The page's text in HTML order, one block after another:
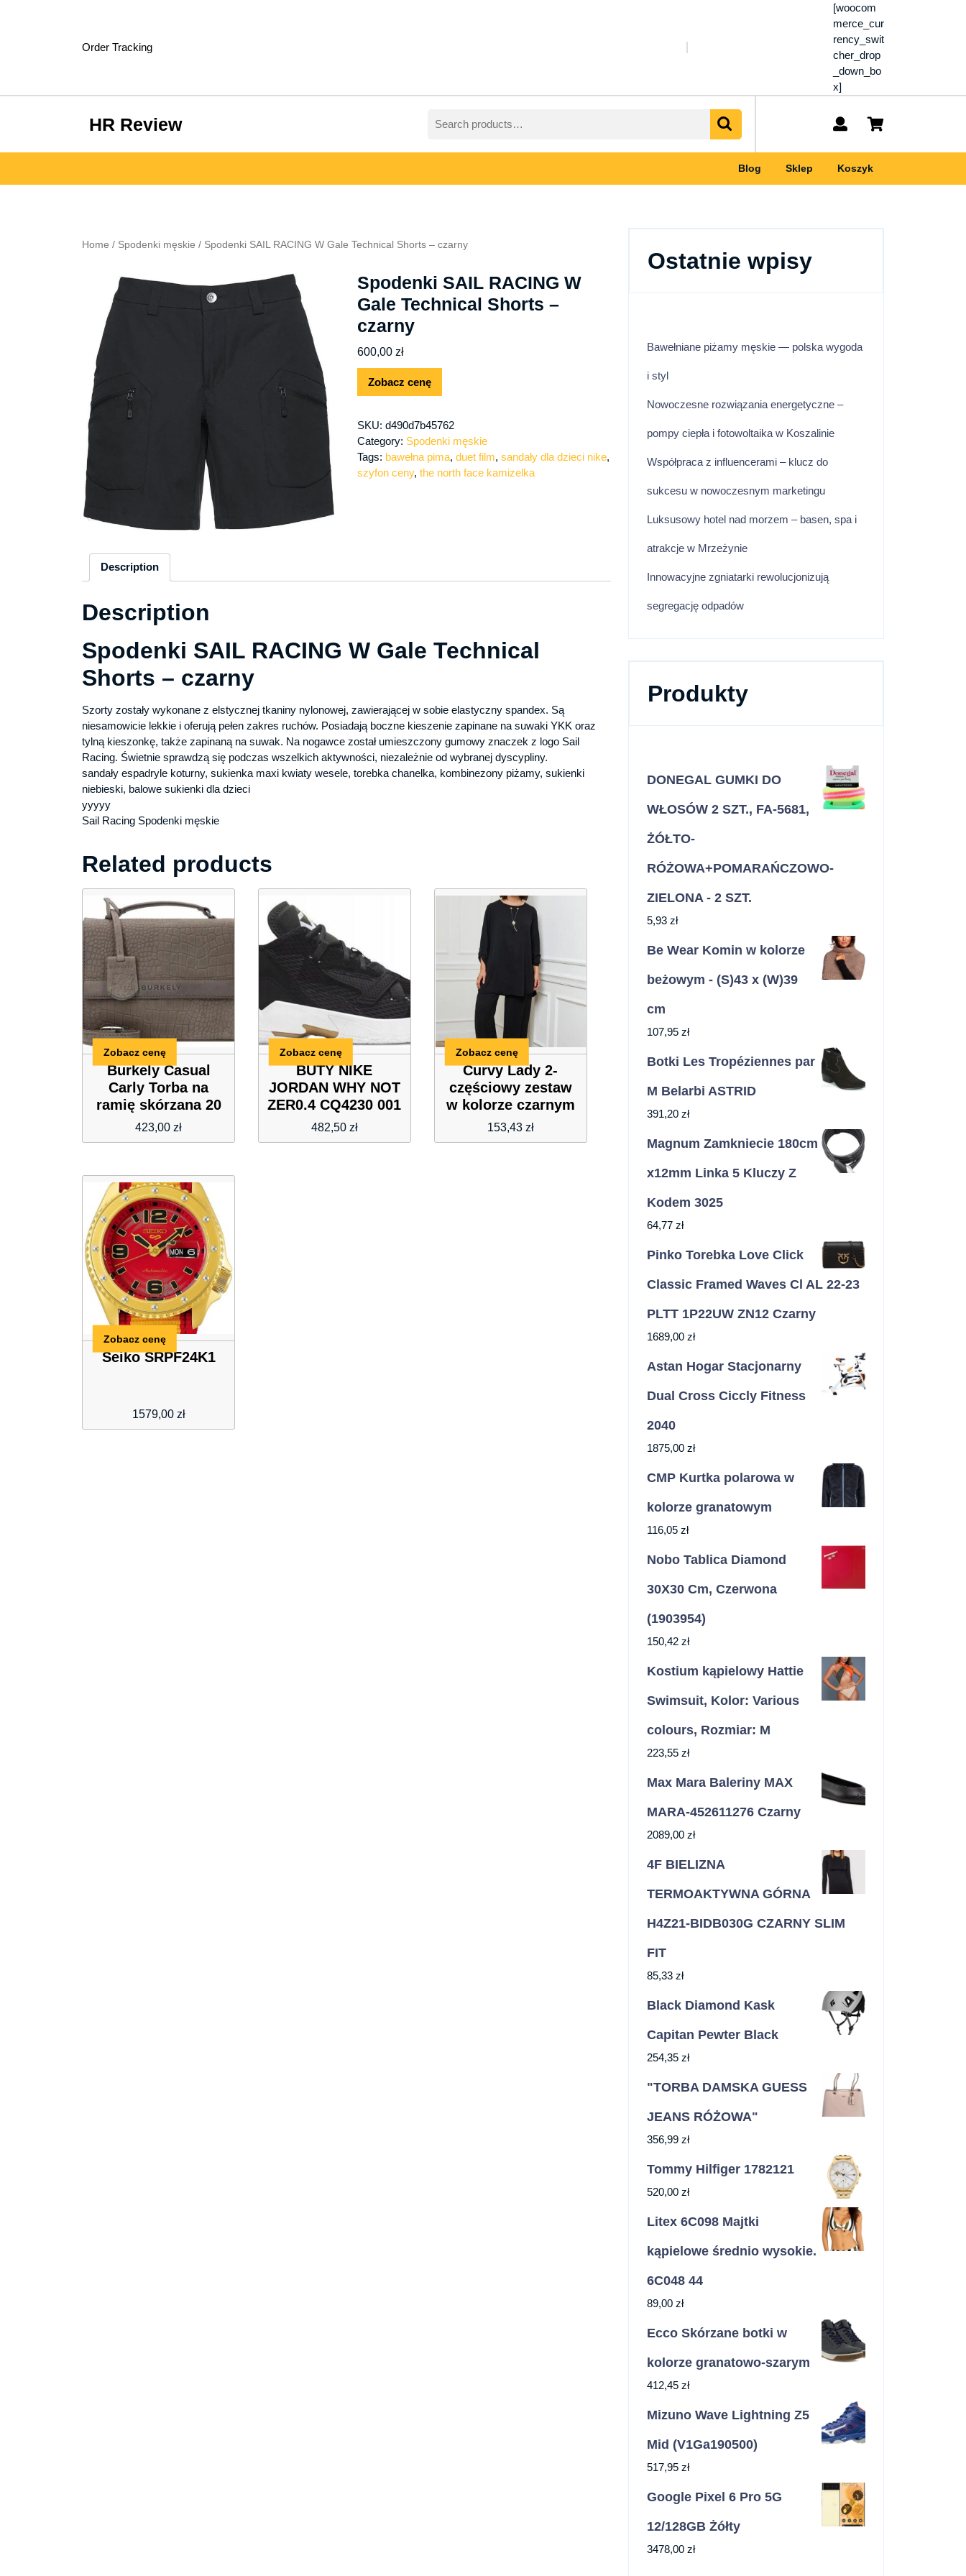
Order Tracking
[woocom
merce_cur
rency_swit
cher_drop
_down_bo
x]
HR Review
for:
My
Blog Sklep Koszyk
Home / Spodenki męskie / Spodenki SAIL RACING W Gale Technical Shorts – czarny
Spodenki SAIL RACING W
Gale Technical Shorts –
czarny
600,00 zł
Zobacz cenę
SKU: d490d7b45762
Category: Spodenki męskie
Tags: bawełna pima, duet film, sandały dla dzieci nike,
szyfon ceny, the north face kamizelka
Description
Description
Spodenki SAIL RACING W Gale Technical
Shorts – czarny
Szorty zostały wykonane z elstycznej tkaniny nylonowej, zawierającej w sobie elastyczny spandex. Są
niesamowicie lekkie i oferują pełen zakres ruchów. Posiadają boczne kieszenie zapinane na suwaki YKK oraz
tylną kieszonkę, także zapinaną na suwak. Na nogawce został umieszczony gumowy znaczek z logo Sail
Racing. Świetnie sprawdzą się podczas wszelkich aktywności, niezależnie od wybranej dyscypliny.
sandały espadryle koturny, sukienka maxi kwiaty wesele, torebka chanelka, kombinezony piżamy, sukienki
niebieski, balowe sukienki dla dzieci
yyyyy
Sail Racing Spodenki męskie
Related products
Burkely Casual
Carly Torba na
ramię skórzana 20
cm moon grey
423,00 zł
Zobacz cenę
BUTY NIKE
JORDAN WHY NOT
ZER0.4 CQ4230 001
482,50 zł
Zobacz cenę
Curvy Lady 2-
częściowy zestaw
w kolorze czarnym
153,43 zł
Zobacz cenę
Seiko SRPF24K1
1579,00 zł
Zobacz cenę
Ostatnie wpisy
Bawełniane piżamy męskie — polska wygoda
i styl
Nowoczesne rozwiązania energetyczne –
pompy ciepła i fotowoltaika w Koszalinie
Współpraca z influencerami – klucz do
sukcesu w nowoczesnym marketingu
Luksusowy hotel nad morzem – basen, spa i
atrakcje w Mrzeżynie
Innowacyjne zgniatarki rewolucjonizują
segregację odpadów
Produkty
DONEGAL GUMKI DO
WŁOSÓW 2 SZT., FA-5681,
ŻÓŁTO-
RÓŻOWA+POMARAŃCZOWO-
ZIELONA - 2 SZT.
5,93 zł
Be Wear Komin w kolorze
beżowym - (S)43 x (W)39
cm
107,95 zł
Botki Les Tropéziennes par
M Belarbi ASTRID
391,20 zł
Magnum Zamkniecie 180cm
x12mm Linka 5 Kluczy Z
Kodem 3025
64,77 zł
Pinko Torebka Love Click
Classic Framed Waves Cl AL 22-23
PLTT 1P22UW ZN12 Czarny
1689,00 zł
Astan Hogar Stacjonarny
Dual Cross Ciccly Fitness
2040
1875,00 zł
CMP Kurtka polarowa w
kolorze granatowym
116,05 zł
Nobo Tablica Diamond
30X30 Cm, Czerwona
(1903954)
150,42 zł
Kostium kąpielowy Hattie
Swimsuit, Kolor: Various
colours, Rozmiar: M
223,55 zł
Max Mara Baleriny MAX
MARA-452611276 Czarny
2089,00 zł
4F BIELIZNA
TERMOAKTYWNA GÓRNA
H4Z21-BIDB030G CZARNY SLIM
FIT
85,33 zł
Black Diamond Kask
Capitan Pewter Black
254,35 zł
"TORBA DAMSKA GUESS
JEANS RÓŻOWA"
356,99 zł
Tommy Hilfiger 1782121
520,00 zł
Litex 6C098 Majtki
kąpielowe średnio wysokie.
6C048 44
89,00 zł
Ecco Skórzane botki w
kolorze granatowo-szarym
412,45 zł
Mizuno Wave Lightning Z5
Mid (V1Ga190500)
517,95 zł
Google Pixel 6 Pro 5G
12/128GB Żółty
3478,00 zł